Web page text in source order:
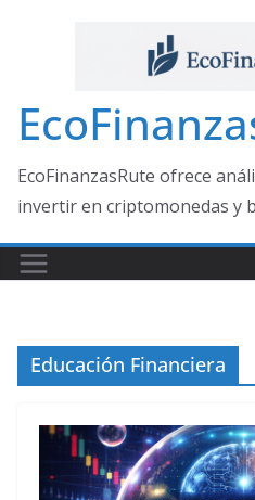
EcoFinanzasRute ofrece
invertir en criptomonedas y
Educación Financiera